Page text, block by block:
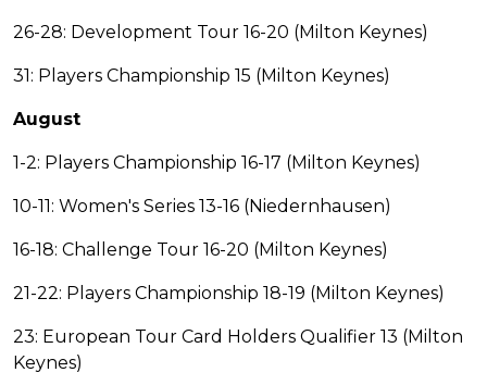
26-28: Development Tour 16-20 (Milton Keynes)
31: Players Championship 15 (Milton Keynes)
August
1-2: Players Championship 16-17 (Milton Keynes)
10-11: Women's Series 13-16 (Niedernhausen)
16-18: Challenge Tour 16-20 (Milton Keynes)
21-22: Players Championship 18-19 (Milton Keynes)
23: European Tour Card Holders Qualifier 13 (Milton
Keynes)